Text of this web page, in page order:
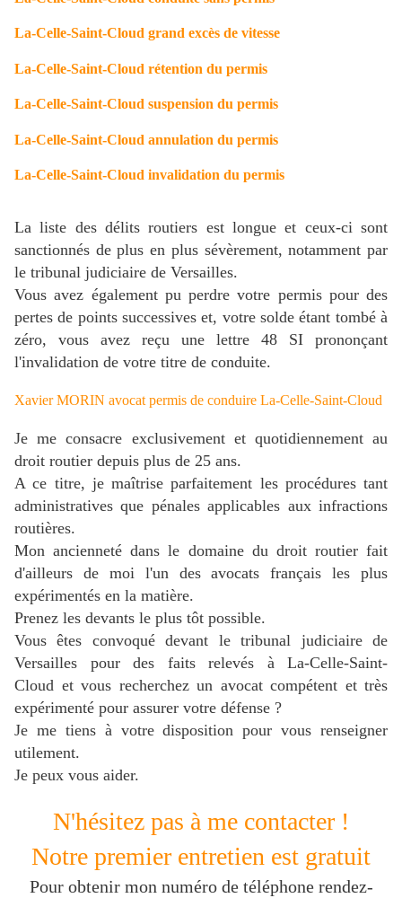
La-Celle-Saint-Cloud grand excès de vitesse
La-Celle-Saint-Cloud rétention du permis
La-Celle-Saint-Cloud suspension du permis
La-Celle-Saint-Cloud annulation du permis
La-Celle-Saint-Cloud invalidation du permis
La liste des délits routiers est longue et ceux-ci sont
sanctionnés de plus en plus sévèrement, notamment par
le tribunal judiciaire de Versailles.
Vous avez également pu perdre votre permis pour des
pertes de points successives et, votre solde étant tombé à
zéro, vous avez reçu une lettre 48 SI prononçant
l'invalidation de votre titre de conduite.
Xavier MORIN avocat permis de conduire La-Celle-Saint-Cloud
Je me consacre exclusivement et quotidiennement au
droit routier depuis plus de 25 ans.
A ce titre, je maîtrise parfaitement les procédures tant
administratives que pénales applicables aux infractions
routières.
Mon ancienneté dans le domaine du droit routier fait
d'ailleurs de moi l'un des avocats français les plus
expérimentés en la matière.
Prenez les devants le plus tôt possible.
Vous êtes convoqué devant le tribunal judiciaire de
Versailles pour des faits relevés à La-Celle-Saint-
Cloud et vous recherchez un avocat compétent et très
expérimenté pour assurer votre défense ?
Je me tiens à votre disposition pour vous renseigner
utilement.
Je peux vous aider.
N'hésitez pas à me contacter !
Notre premier entretien est gratuit
Pour obtenir mon numéro de téléphone rendez-